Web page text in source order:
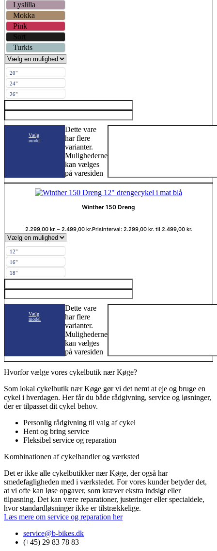
Lyslilla
Mokka
Pink
Sort
Turkis
20"
24"
26"
Vælg
model
Dette vare
har flere
varianter.
Mulighederne
kan vælges
på varesiden
Winther 150 Dreng
2.299,00 kr. – 2.499,00 kr.Prisinterval: 2.299,00 kr. til 2.499,00 kr.
12"
16"
18"
Vælg
model
Dette vare
har flere
varianter.
Mulighederne
kan vælges
på varesiden
Hvorfor vælge vores cykelbutik nær Køge?
Som lokal cykelbutik nær Køge gør vi det nemt at eje og bruge en
cykel i hverdagen. Her får du både rådgivning, service og løsninger,
der er tilpasset dit cykel behov.
Personlig rådgivning til valg af cykel
Hent og bring service
Fleksibel service og reparation
Kombinationen af cykelhandler og værksted
Det er ikke alle cykelbutikker nær Køge, der også har
smedefagligheden med i værkstedet. For vores kunder betyder det,
at vi ofte kan løse opgaver, som kræver ekstra indsigt eller
tilpasning. Det kan være reparationer, justeringer eller specialdele,
hvor standardløsninger ikke er tilstrækkelige.
Læs mere om service og reparation her
service@b-bikes.dk
(+45) 29 83 78 83